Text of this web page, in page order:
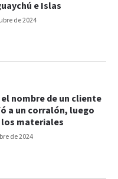
de 2024
e Islas
de 2024
nombre de un cliente
a un corralón, luego
materiales